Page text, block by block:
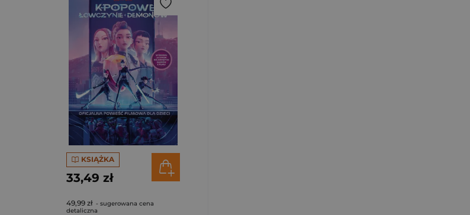
KSIĄŻKA
33,49 zł
49,99 zł - sugerowana cena
detaliczna